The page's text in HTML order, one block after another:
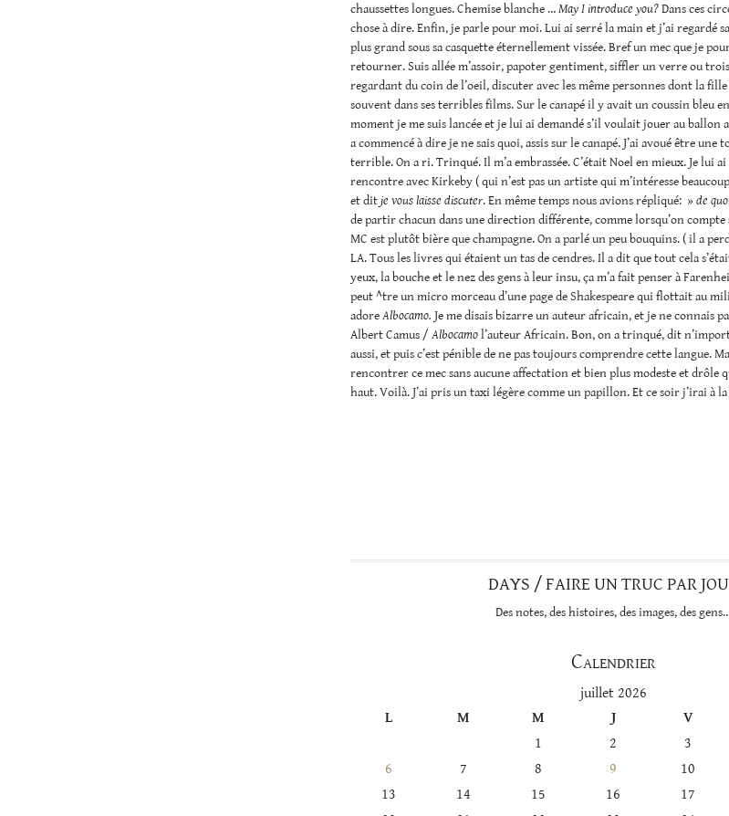
chaussettes longues. Chemise blanche …May I introduce you?Dans ces
chose à dire. Enfin, je parle pour moi. Lui ai serré la main et j’ai regardé
plus grand sous sa casquette éternellement vissée. Bref un mec que je
retourner. Suis allée m’assoir, papoter gentiment, siffler un verre ou
regardant du coin de l’oeil, discuter avec les même personnes dont la
souvent dans ses terribles films. Sur le canapé il y avait un coussin bleu
moment je me suis lancée et je lui ai demandé s’il voulait jouer au
a commencé à dire je ne sais quoi, assis sur le canapé. J’ai avoué être une
terrible. On a ri. Trinqué. Il m’a embrassée. C’était Noel en mieux. Je lui
rencontre avec Kirkeby ( qui n’est pas un artiste qui m’intéresse
et ditje vous laisse discuter. En même temps nous avions répliqué: » de
de partir chacun dans une direction différente, comme lorsqu’on compte
MC est plutôt bière que champagne. On a parlé un peu bouquins. ( il a
LA. Tous les livres qui étaient un tas de cendres. Il a dit que tout cela
yeux, la bouche et le nez des gens à leur insu, ça m’a fait penser à
peut ^tre un micro morceau d’une page de Shakespeare qui flottait au
adoreAlbocamo. Je me disais bizarre un auteur africain, et je ne connais
Albert Camus / Albocamol’auteur Africain. Bon, on a trinqué, dit
aussi, et puis c’est pénible de ne pas toujours comprendre cette langue.
rencontrer ce mec sans aucune affectation et bien plus modeste et drôle
haut. Voilà. J’ai pris un taxi légère comme un papillon. Et ce soir j’irai à
DAYS / FAIRE UN TRUC PAR
Des notes, des histoires, des images, des
Calendrier
juillet 2026
L
M M J V
1
2 3
6
7 8 9 10
13
14 15 16 17